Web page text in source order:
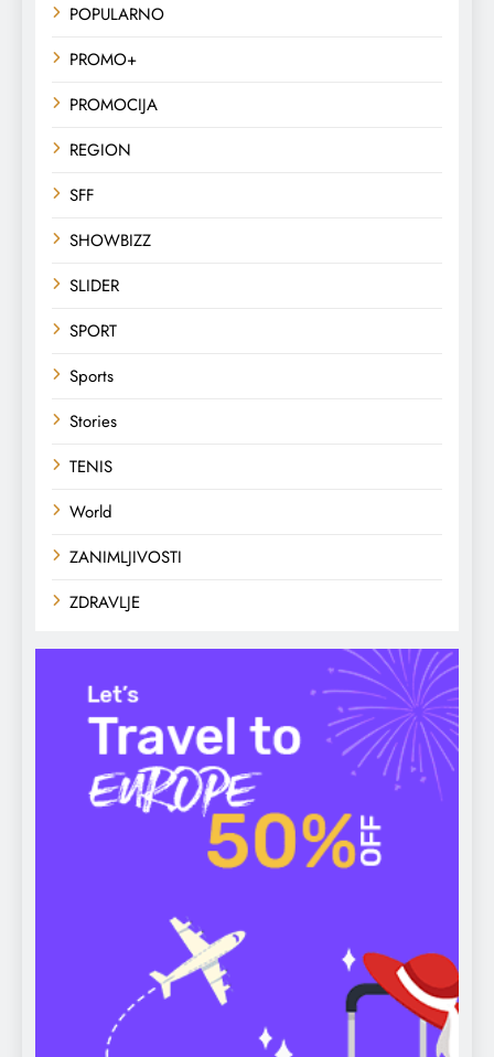
POPULARNO
PROMO+
PROMOCIJA
REGION
SFF
SHOWBIZZ
SLIDER
SPORT
Sports
Stories
TENIS
World
ZANIMLJIVOSTI
ZDRAVLJE